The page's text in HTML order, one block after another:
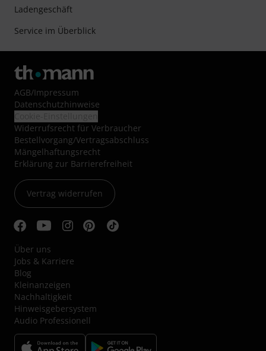
Ladengeschäft
Service im Überblick
AGB/Impressum
Datenschutzhinweise
Widerrufsrecht für Verbraucher
Bestellvorgang/Vertragsabschluss
Mängelhaftungsrecht
Erklärung zur Barrierefreiheit
Vertrag widerrufen
Über uns
Jobs & Karriere
Blog
Kleinanzeigen
Nachhaltigkeit
Hinweisgebersystem
Audio Professionell